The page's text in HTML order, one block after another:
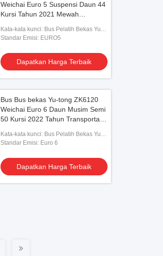
Weichai Euro 5 Suspensi Daun 44
Kursi Tahun 2021 Mewah
Antar Jemput atau Jarak Jauh
Kata-kata kunci: Bus Pelatih Bekas Yu-
tong ZK6107 Weichai
Standar Emisi: EURO5
Dapatkan Harga Terbaik
Bus Bus bekas Yu-tong ZK6120
Weichai Euro 6 Daun Musim Semi
50 Kursi 2022 Tahun Transportasi
jemput atau jarak jauh
Kata-kata kunci: Bus Pelatih Bekas Yu-
tong ZK6120 Weichai Euro 6
Standar Emisi: Euro 6
Dapatkan Harga Terbaik